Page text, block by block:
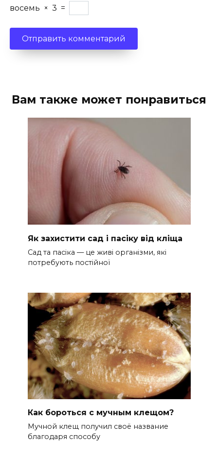
восемь × 3 =
Вам также может понравиться
Як захистити сад і пасіку від кліща
Сад та пасіка — це живі організми, які
потребують постійної
Как бороться с мучным клещом?
Мучной клещ получил своё название
благодаря способу